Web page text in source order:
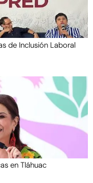
de Inclusión Laboral
en Tláhuac